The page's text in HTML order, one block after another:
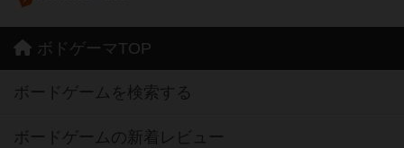
ボドゲーマTOP
ボードゲームを検索する
ボードゲームの新着レビュー